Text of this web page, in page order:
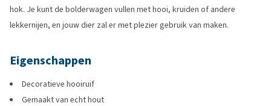
hok. Je kunt de bolderwagen vullen met hooi, kruiden of andere
lekkernijen, en jouw dier zal er met plezier gebruik van maken.
Eigenschappen
Decoratieve hooiruif
Gemaakt van echt hout